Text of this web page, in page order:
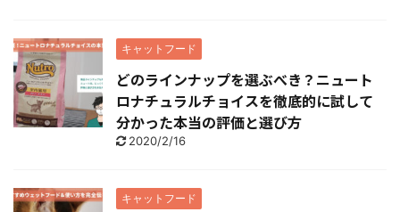
キャットフード
どのラインナップを選ぶべき？ニュート
ロナチュラルチョイスを徹底的に試して
分かった本当の評価と選び方
2020/2/16
キャットフード